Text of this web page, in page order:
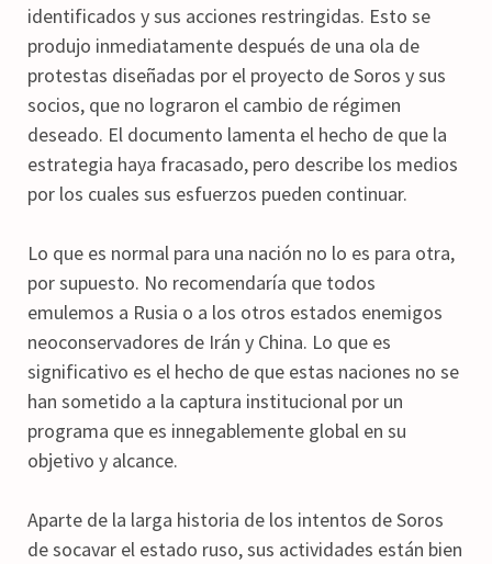
identificados y sus acciones restringidas. Esto se
produjo inmediatamente después de una ola de
protestas diseñadas por el proyecto de Soros y sus
socios, que no lograron el cambio de régimen
deseado. El documento lamenta el hecho de que la
estrategia haya fracasado, pero describe los medios
por los cuales sus esfuerzos pueden continuar.
Lo que es normal para una nación no lo es para otra,
por supuesto. No recomendaría que todos
emulemos a Rusia o a los otros estados enemigos
neoconservadores de Irán y China. Lo que es
significativo es el hecho de que estas naciones no se
han sometido a la captura institucional por un
programa que es innegablemente global en su
objetivo y alcance.
Aparte de la larga historia de los intentos de Soros
de socavar el estado ruso, sus actividades están bien